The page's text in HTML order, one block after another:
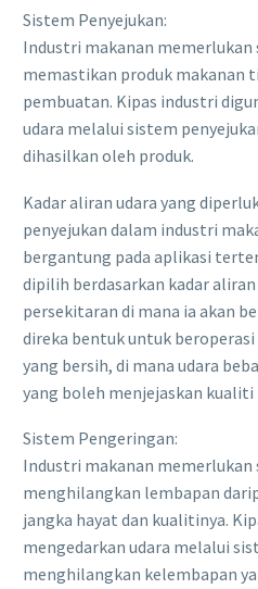
Sistem Penyejukan:
Industri makanan
memastikan produk makanan
pembuatan. Kipas industri
udara melalui sistem
dihasilkan oleh produk.
Kadar aliran udara yang
penyejukan dalam industri
bergantung pada aplikasi
dipilih berdasarkan kadar
persekitaran di mana ia akan
direka bentuk untuk
yang bersih, di mana udara
yang boleh menjejaskan kualiti
Sistem Pengeringan:
Industri makanan
menghilangkan lembapan
jangka hayat dan kualitinya.
mengedarkan udara melalui
menghilangkan kelembapan